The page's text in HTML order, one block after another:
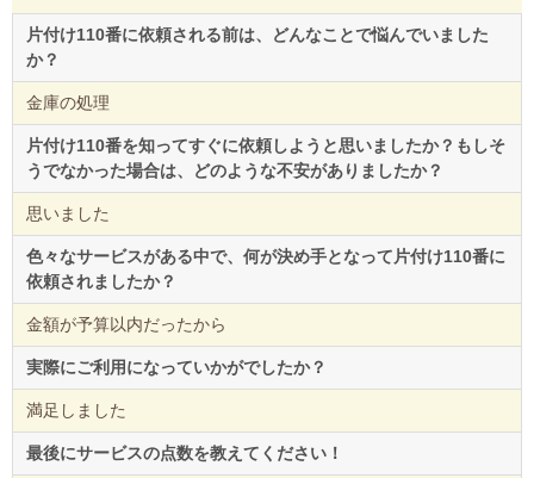
片付け110番に依頼される前は、どんなことで悩んでいました
か？
金庫の処理
片付け110番を知ってすぐに依頼しようと思いましたか？もしそ
うでなかった場合は、どのような不安がありましたか？
思いました
色々なサービスがある中で、何が決め手となって片付け110番に
依頼されましたか？
金額が予算以内だったから
実際にご利用になっていかがでしたか？
満足しました
最後にサービスの点数を教えてください！